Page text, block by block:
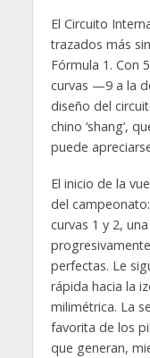
El Circuito
trazados más
Fórmula 1. Con
curvas —9 a la
diseño del
chino ‘shang’,
puede
El inicio de la
del
curvas 1 y 2,
perfectas. Le
rápida hacia la
milimétrica. La
favorita de los
que generan,